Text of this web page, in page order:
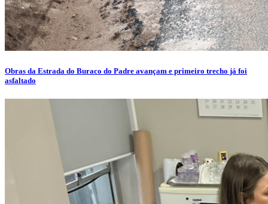
Obras da Estrada do Buraco do Padre avançam e primeiro trecho já foi
asfaltado